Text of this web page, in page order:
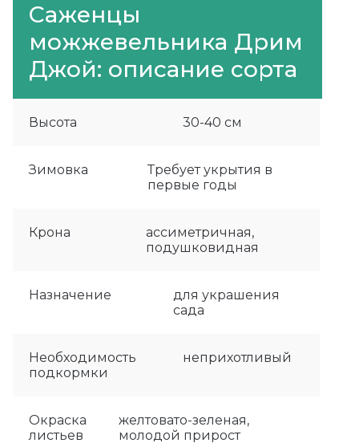
Саженцы
можжевельника Дрим
Джой: описание сорта
Высота 30-40 см
Зимовка
Требует укрытия в
первые годы
Крона
ассиметричная,
подушковидная
Назначение
для украшения
сада
Необходимость
подкормки
неприхотливый
Окраска
листьев
желтовато-зеленая,
молодой прирост